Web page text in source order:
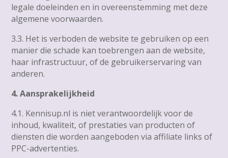
legale doeleinden en in overeenstemming met deze
algemene voorwaarden.
3.3. Het is verboden de website te gebruiken op een
manier die schade kan toebrengen aan de website,
haar infrastructuur, of de gebruikerservaring van
anderen.
4. Aansprakelijkheid
4.1. Kennisup.nl is niet verantwoordelijk voor de
inhoud, kwaliteit, of prestaties van producten of
diensten die worden aangeboden via affiliate links of
PPC-advertenties.